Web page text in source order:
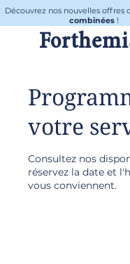
Découvrez nos nouvelles offres
combinées!
votre
Consultez nos
réservez la date et
vous conviennent.